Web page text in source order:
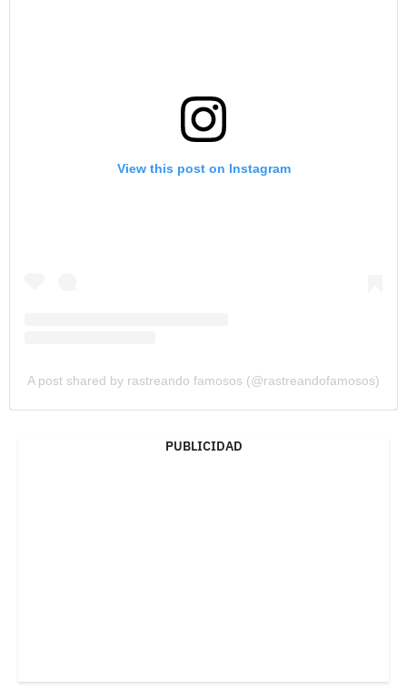
View this post on Instagram
A post shared by rastreando famosos (@rastreandofamosos)
PUBLICIDAD